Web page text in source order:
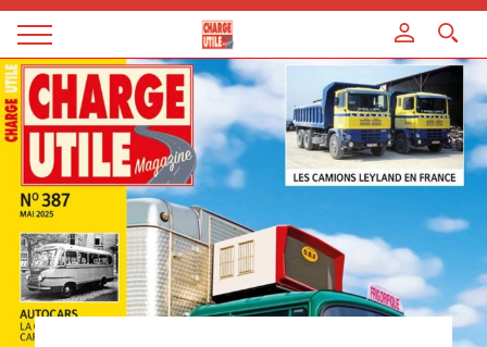
Magazine
Charge
utile
Panneau de gestion des cookies